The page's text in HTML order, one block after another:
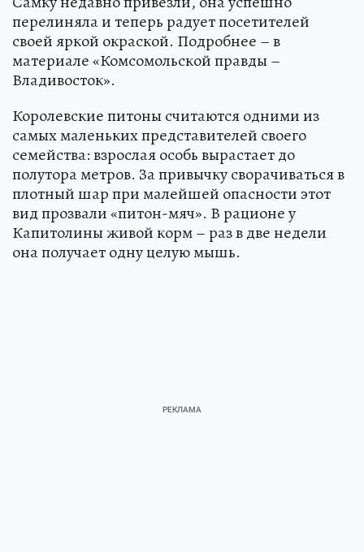
перелиняла и теперь радует посетителей
своей яркой окраской. Подробнее – в
материале «Комсомольской правды –
Владивосток».
Королевские питоны считаются одними из
самых маленьких представителей своего
семейства: взрослая особь вырастает до
полутора метров. За привычку сворачиваться в
плотный шар при малейшей опасности этот
вид прозвали «питон-мяч». В рационе у
Капитолины живой корм – раз в две недели
она получает одну целую мышь.